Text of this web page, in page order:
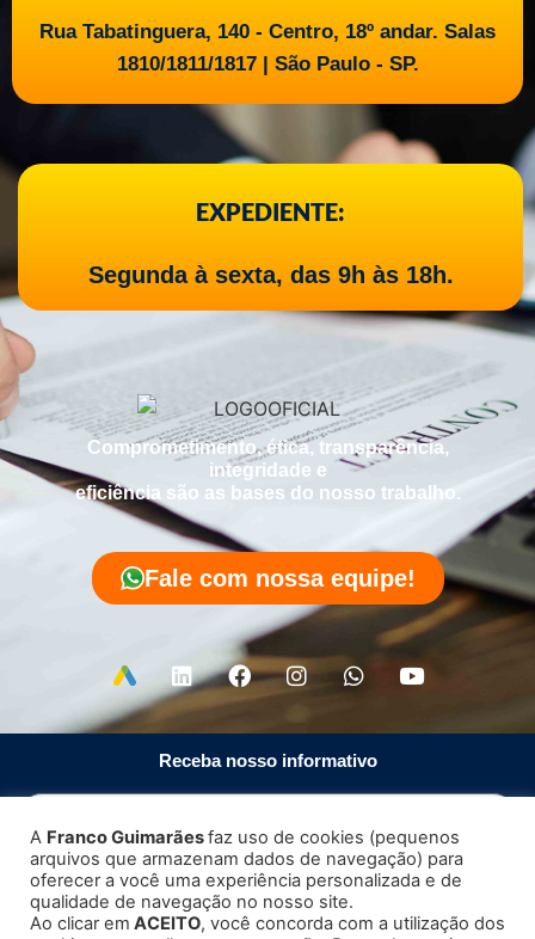
Rua Tabatinguera, 140 - Centro, 18º andar. Salas
1810/1811/1817 | São Paulo - SP.
EXPEDIENTE:
Segunda à sexta, das 9h às 18h.
Comprometimento, ética, transparência,
integridade e
eficiência são as bases do nosso trabalho.
Fale com nossa equipe!
Receba nosso informativo
Enviar
A Franco Guimarãesfaz uso de cookies (pequenos
arquivos que armazenam dados de navegação) para
oferecer a você uma experiência personalizada e de
qualidade de navegação no nosso site.
Ao clicar em ACEITO, você concorda com a utilização dos